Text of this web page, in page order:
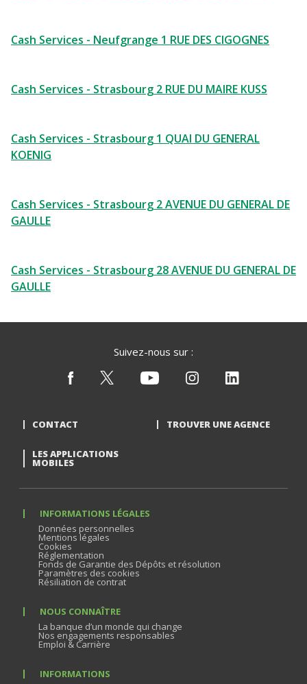
Cash Services - Neufgrange 1 RUE DES CIGOGNES
Cash Services - Strasbourg 2 RUE DU MAIRE KUSS
Cash Services - Strasbourg 1 QUAI DU GENERAL
KOENIG
Cash Services - Strasbourg 2 AVENUE DU GENERAL DE
GAULLE
Cash Services - Strasbourg 28 AVENUE DU GENERAL DE
GAULLE
Suivez-nous sur :
CONTACT TROUVER UNE AGENCE
LES APPLICATIONS
MOBILES
INFORMATIONS LÉGALES
Données personnelles
Mentions légales
Cookies
Réglementation
Fonds de Garantie des Dépôts et résolution
Paramètres des cookies
Résiliation de contrat
NOUS CONNAÎTRE
La banque d’un monde qui change
Nos engagements responsables
Emploi & Carrière
INFORMATIONS